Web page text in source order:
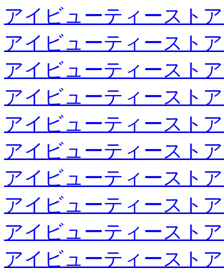
アイビューティースト
アイビューティースト
アイビューティースト
アイビューティースト
アイビューティースト
アイビューティースト
アイビューティースト
アイビューティースト
アイビューティースト
アイビューティースト